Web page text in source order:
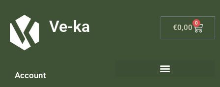
Ve-ka €0,00
0
Account